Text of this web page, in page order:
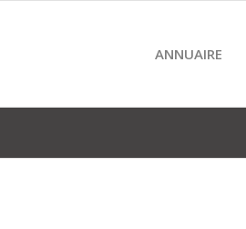
ANNUAIRE